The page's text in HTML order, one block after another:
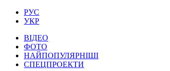
РУС
УКР
ВІДЕО
ФОТО
НАЙПОПУЛЯРНІШІ
СПЕЦПРОЕКТИ